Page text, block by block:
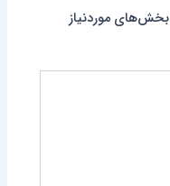
بخش‌های موردنیاز